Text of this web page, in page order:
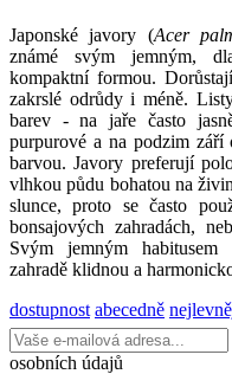
Japonské javory (Acer
známé svým jemným,
kompaktní formou.
zakrslé odrůdy i méně.
barev - na jaře často
purpurové a na podzim září
barvou. Javory preferují
vlhkou půdu bohatou na
slunce, proto se často
bonsajových zahradách,
Svým jemným
zahradě klidnou a
dostupnost abecedně
osobních údajů